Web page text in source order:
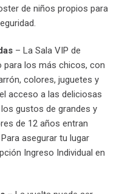
de niños propios para
– La Sala VIP de
para los más chicos, con
colores, juguetes y
acceso a las deliciosas
gustos de grandes y
de 12 años entran
asegurar tu lugar
Ingreso Individual en